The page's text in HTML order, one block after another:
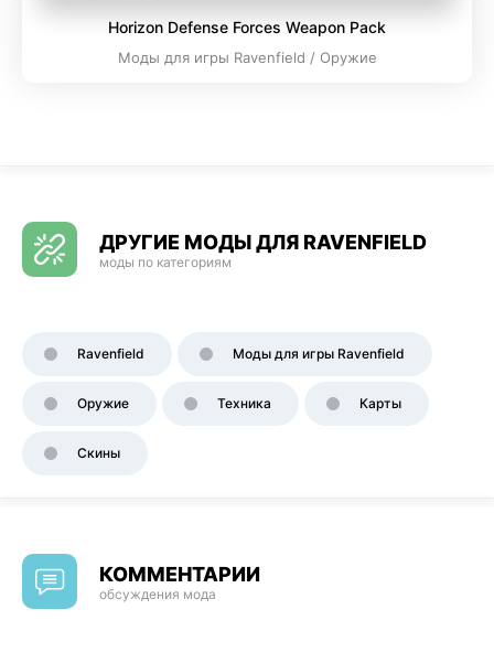
Horizon Defense Forces Weapon Pack
Моды для игры Ravenfield / Оружие
ДРУГИЕ МОДЫ ДЛЯ RAVENFIELD
моды по категориям
Ravenfield Моды для игры Ravenfield
Оружие Техника Карты
Скины
КОММЕНТАРИИ
обсуждения мода